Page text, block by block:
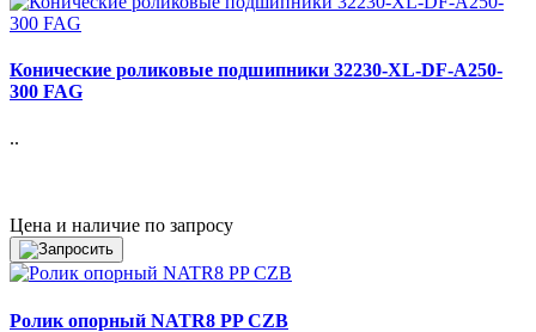
Конические роликовые подшипники 32230-XL-DF-A250-
300 FAG
..
Цена и наличие по запросу
Ролик опорный NATR8 PP CZB